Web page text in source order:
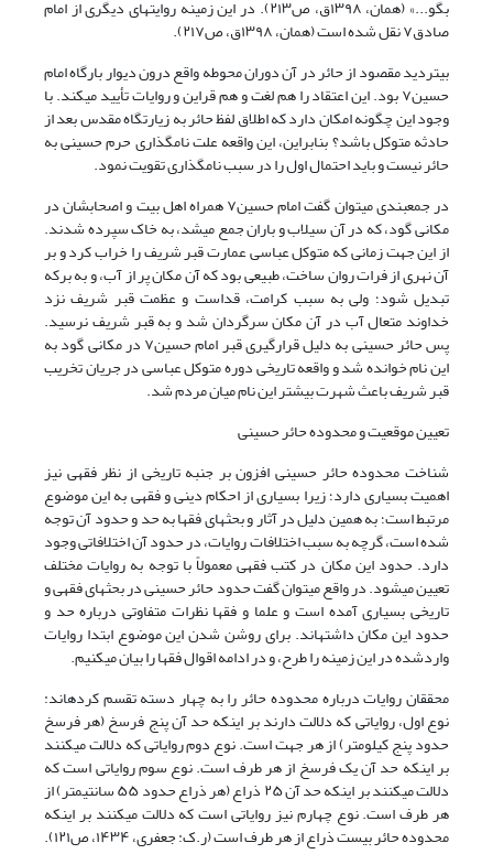
بگو...»(همان، ۱۳۹۸ق، ص۲۱۳) . در این زمینه روایتهای دیگری از امام
صادق۷نقل شده است(همان، ۱۳۹۸ق، ص۲۱۷)
.
بیتردید مقصود از حائر در آن دوران محوطه واقع درون دیوار بارگاه امام
حسین۷بود. این اعتقاد را هم لغت و هم قراین و روایات تأیید مىکند. با
وجود این چگونه امکان دارد که اطلاق لفظ حائر به زیارتگاه مقدس بعد از
حادثه متوکل باشد؟ بنابراین، این واقعه علت نامگذاری حرم حسینی به
حائر نیست و باید احتمال اول را درسبب نامگذاری تقویت نمود.
در جمعبندی میتوان گفت امام حسین۷همراه اهل بیت و اصحابشان در
مکانی گود، که در آن سیلاب و باران جمع میشد، به خاک سپرده شدند.
از این جهت زمانی که متوکل عباسی عمارت قبر شریف را خراب کرد و بر
آن نهری از فرات روان ساخت، طبیعی بود که آن مکان پر از آب، و به برکه
تبدیل شود؛ ولی به سبب کرامت، قداست و عظمت قبر شریف نزد
خداوند متعال آب در آن مکان سرگردان شد و به قبر شریف نرسید.
پس حائر حسینی به دلیل قرارگیری قبر امام حسین۷در مکانی گود به
این نام خوانده شد و واقعه تاریخی دوره متوکل عباسی در جریان تخریب
قبر شریف باعث شهرت بیشتر این نام میان مردم شد.
تعیین موقعیت و محدوده حائر حسینی
شناخت محدوده حائر حسینی افزون بر جنبه تاریخی از نظر فقهی نیز
اهمیت بسیاری دارد؛ زیرا بسیاری از احکام دینی و فقهی به این موضوع
مرتبط است؛ به همین دلیل در آثار و بحثهای فقها به حد و حدود آن توجه
شده است، گرچه به سبب اختلافات روایات، در حدود آن اختلافاتی وجود
دارد. حدود این مکان در کتب فقهی معمولاً با توجه به روایات مختلف
تعیین میشود. در واقع میتوان گفت حدود حائر حسینی در بحثهای فقهی و
تاریخی بسیاری آمده است و علما و فقها نظرات متفاوتی درباره حد و
حدود این مکان داشتهاند. برای روشن شدن این موضوع ابتدا روایات
واردشده در این زمینه را طرح، و در ادامه اقوال فقها را بیان میکنیم.
محققان روایات درباره محدوده حائر را به چهار دسته تقسم کردهاند:
نوع اول، روایاتی که دلالت دارند بر اینکه حد آن پنج فرسخ (هر فرسخ
حدود پنج کیلومتر) از هر جهت است. نوع دوم روایاتی که دلالت میکنند
بر اینکه حد آن یک فرسخ از هر طرف است. نوع سوم روایاتی است که
دلالت میکنند بر اینکه حد آن ۲۵ ذراع (هر ذراع حدود ۵۵ سانتیمتر) از
هر طرف است. نوع چهارم نیز روایاتی است که دلالت میکنند بر اینکه
محدوده حائر بیست ذراع از هر طرف است(ر.ک: جعفری، ۱۴۳۴، ص۱۲۱)
.